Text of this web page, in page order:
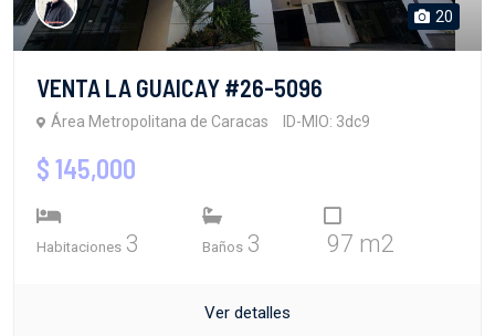
20
VENTA LA GUAICAY #26-5096
Área Metropolitana de Caracas ID-MIO: 3dc9
$ 145,000
Habitaciones 3 Baños 3 97 m2
Ver detalles